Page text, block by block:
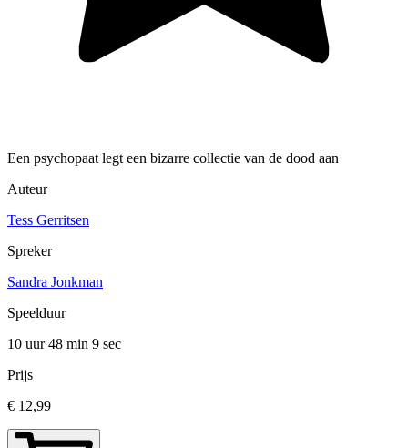
Een psychopaat legt een bizarre collectie van de dood aan
Auteur
Tess Gerritsen
Spreker
Sandra Jonkman
Speelduur
10 uur 48 min 9 sec
Prijs
€ 12,99